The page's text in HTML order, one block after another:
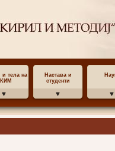
и тела на
Настава и
студенти